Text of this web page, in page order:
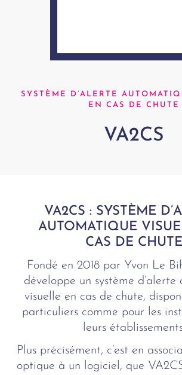
SYSTÈME D’ALERTE
EN CAS DE CHUTE
VA2CS
VA2CS : SYSTÈME
AUTOMATIQUE
CAS DE CHUTE
Fondé en 2018 par Yvon Le
développe un système
visuelle en cas de chute,
particuliers comme pour les
leurs
Plus précisément, c’est en
optique à un logiciel, que